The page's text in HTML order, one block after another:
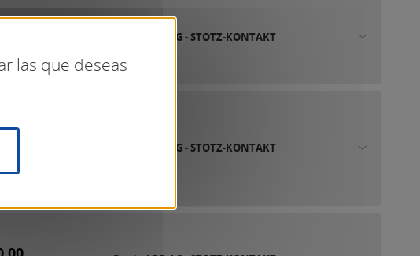
ABB AG - STOTZ-KONTAKT
ABB AG - STOTZ-KONTAKT
las que deseas